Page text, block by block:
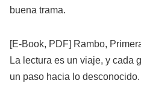
buena trama.
[E-Book, PDF] Rambo,
La lectura es un viaje, y cada
un paso hacia lo